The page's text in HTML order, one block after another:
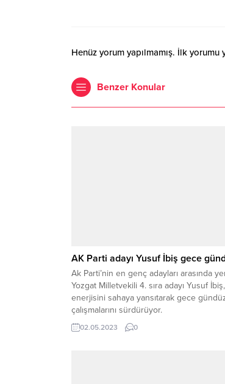
Henüz yorum yapılmamış. İlk yorumu
Benzer Konular
AK Parti adayı Yusuf İbiş gece
Ak Parti’nin en genç adayları arasında
Yozgat Milletvekili 4. sıra adayı Yusuf
enerjisini sahaya yansıtarak gece
çalışmalarını sürdürüyor.
02.05.2023 0